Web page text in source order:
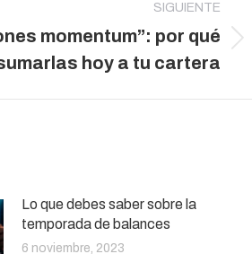
SIGUIENTE
momentum”: por qué
hoy a tu cartera
Lo que debes saber sobre la
temporada de balances
6 noviembre, 2023